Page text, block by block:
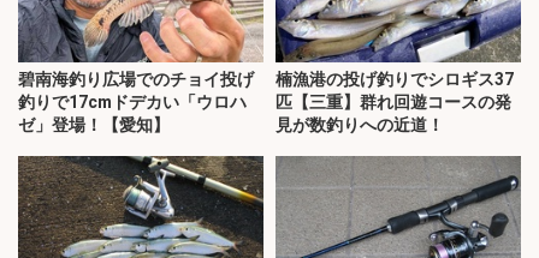
碧南海釣り広場でのチョイ投げ
釣りで17cmドデカい「ウロハ
ゼ」登場！【愛知】
楠漁港の投げ釣りでシロギス37
匹【三重】群れ回遊コースの発
見が数釣りへの近道！